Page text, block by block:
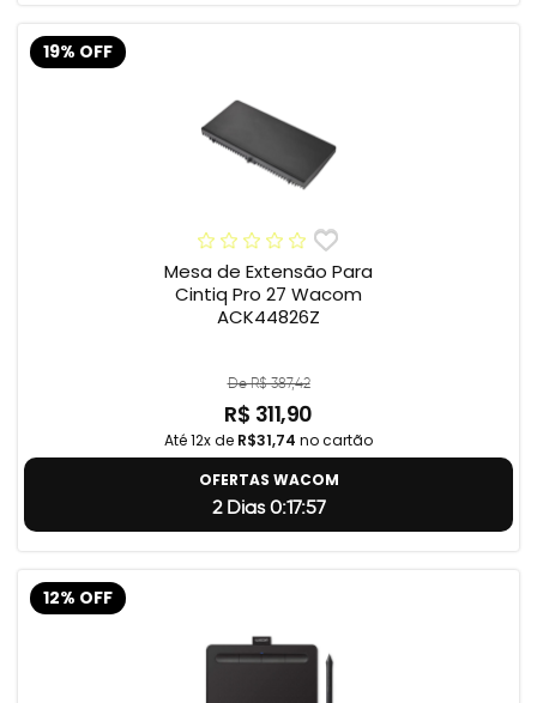
19% OFF
Mesa de Extensão Para
Cintiq Pro 27 Wacom
ACK44826Z
De R$ 387,42
R$ 311,90
Até 12x de R$31,74 no cartão
OFERTAS WACOM
2 Dias 0:17:56
12% OFF